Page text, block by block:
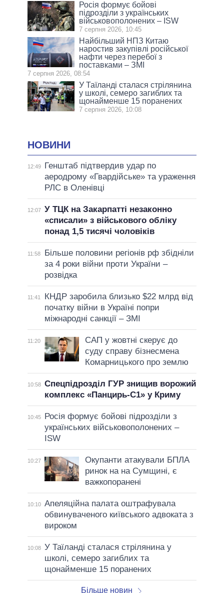
Росія формує бойові
підрозділи з українських
військовополонених – ISW
7 серпня 2026, 10:45
Найбільший НПЗ Китаю
наростив закупівлі російської
нафти через перебої з
поставками – ЗМІ
7 серпня 2026, 08:54
У Таїланді сталася стрілянина
у школі, семеро загиблих та
щонайменше 15 поранених
7 серпня 2026, 10:08
НОВИНИ
12:49
Генштаб підтвердив удар по
аеродрому «Гвардійське» та ураження
РЛС в Оленівці
12:07 У ТЦК на Закарпатті незаконно
«списали» з військового обліку
понад 1,5 тисячі чоловіків
11:58
Більше половини регіонів рф збідніли
за 4 роки війни проти України –
розвідка
11:41
КНДР заробила близько $22 млрд від
початку війни в Україні попри
міжнародні санкції – ЗМІ
11:20
САП у жовтні скерує до
суду справу бізнесмена
Комарницького про землю
10:58 Спецпідрозділ ГУР знищив ворожий
комплекс «Панцирь-С1» у Криму
10:45
Росія формує бойові підрозділи з
українських військовополонених –
ISW
10:27
Окупанти атакували БПЛА
ринок на на Сумщині, є
важкопоранені
10:10 Апеляційна палата оштрафувала
обвинуваченого київського адвоката з
вироком
10:08 У Таїланді сталася стрілянина у
школі, семеро загиблих та
щонайменше 15 поранених
Більше новин